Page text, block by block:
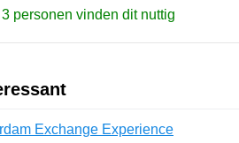
3 personen vinden dit nuttig
Exchange Experience